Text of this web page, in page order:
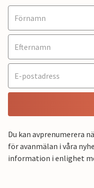
Du kan avprenumerera
för avanmälan i våra
information i enlighet